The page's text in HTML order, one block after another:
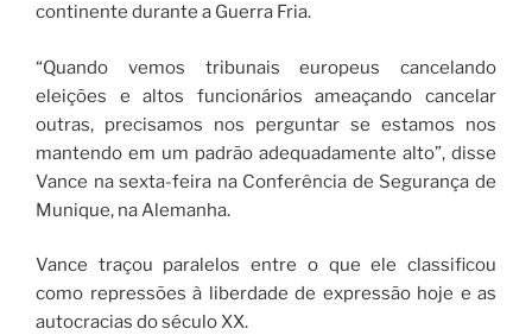
continente durante a Guerra Fria.
“Quando vemos tribunais europeus cancelando
eleições e altos funcionários ameaçando cancelar
outras, precisamos nos perguntar se estamos nos
mantendo em um padrão adequadamente alto”, disse
Vance na sexta-feira na Conferência de Segurança de
Munique, na Alemanha.
Vance traçou paralelos entre o que ele classificou
como repressões à liberdade de expressão hoje e as
autocracias do século XX.